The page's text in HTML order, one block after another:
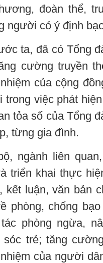
đoàn thể,
người có ý định
ta, đã có Tổng
cường truyền
của cộng
trong việc phát
tỏa số của Tổng
từng gia đình.
ngành liên
triển khai thực
kết luận, văn bản
phòng, chống
phòng ngừa,
sóc trẻ; tăng
của người